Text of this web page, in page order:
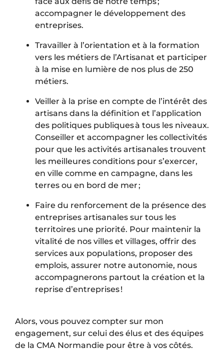
accompagner le développement des
entreprises.
Travailler à l’orientation et à la formation
vers les métiers de l’Artisanat et participer
à la mise en lumière de nos plus de 250
métiers.
Veiller à la prise en compte de l’intérêt des
artisans dans la définition et l’application
des politiques publiques à tous les niveaux.
Conseiller et accompagner les collectivités
pour que les activités artisanales trouvent
les meilleures conditions pour s’exercer,
en ville comme en campagne, dans les
terres ou en bord de mer ;
Faire du renforcement de la présence des
entreprises artisanales sur tous les
territoires une priorité. Pour maintenir la
vitalité de nos villes et villages, offrir des
services aux populations, proposer des
emplois, assurer notre autonomie, nous
accompagnerons partout la création et la
reprise d’entreprises !
Alors, vous pouvez compter sur mon
engagement, sur celui des élus et des équipes
de la CMA Normandie pour être à vos côtés.